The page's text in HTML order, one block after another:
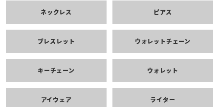
ネックレス ピアス
ブレスレット ウォレットチェーン
キーチェーン ウォレット
アイウェア ライター